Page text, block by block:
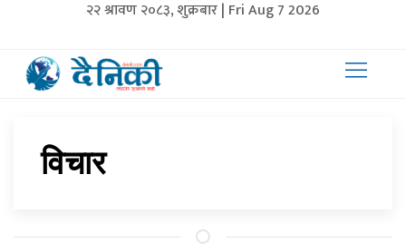
२२ श्रावण २०८३, शुक्रबार | Fri Aug 7 2026
विचार